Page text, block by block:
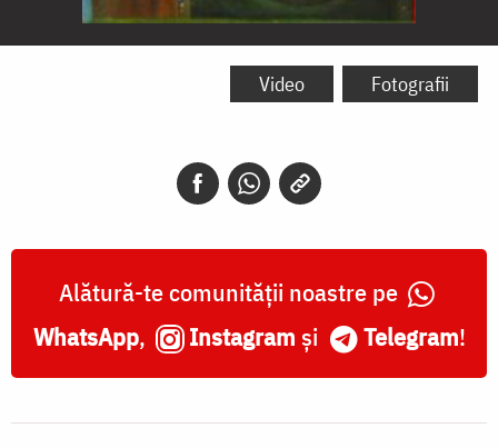
Icoana
Video Fotografii
Alătură-te comunității noastre pe
WhatsApp, Instagram și Telegram!